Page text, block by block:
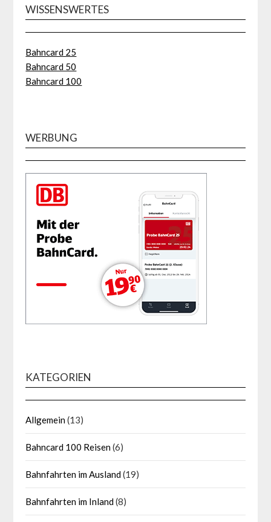
WISSENSWERTES
Bahncard 25
Bahncard 50
Bahncard 100
WERBUNG
KATEGORIEN
Allgemein(13)
Bahncard 100 Reisen(6)
Bahnfahrten im Ausland(19)
Bahnfahrten im Inland(8)